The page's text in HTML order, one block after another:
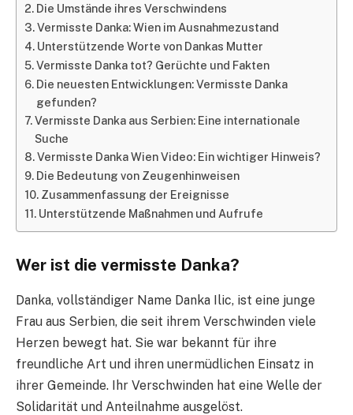
Die Umstände ihres Verschwindens
Vermisste Danka: Wien im Ausnahmezustand
Unterstützende Worte von Dankas Mutter
Vermisste Danka tot? Gerüchte und Fakten
Die neuesten Entwicklungen: Vermisste Danka
gefunden?
Vermisste Danka aus Serbien: Eine internationale
Suche
Vermisste Danka Wien Video: Ein wichtiger Hinweis?
Die Bedeutung von Zeugenhinweisen
Zusammenfassung der Ereignisse
Unterstützende Maßnahmen und Aufrufe
Wer ist die vermisste Danka?
Danka, vollständiger Name Danka Ilic, ist eine junge
Frau aus Serbien, die seit ihrem Verschwinden viele
Herzen bewegt hat. Sie war bekannt für ihre
freundliche Art und ihren unermüdlichen Einsatz in
ihrer Gemeinde. Ihr Verschwinden hat eine Welle der
Solidarität und Anteilnahme ausgelöst.